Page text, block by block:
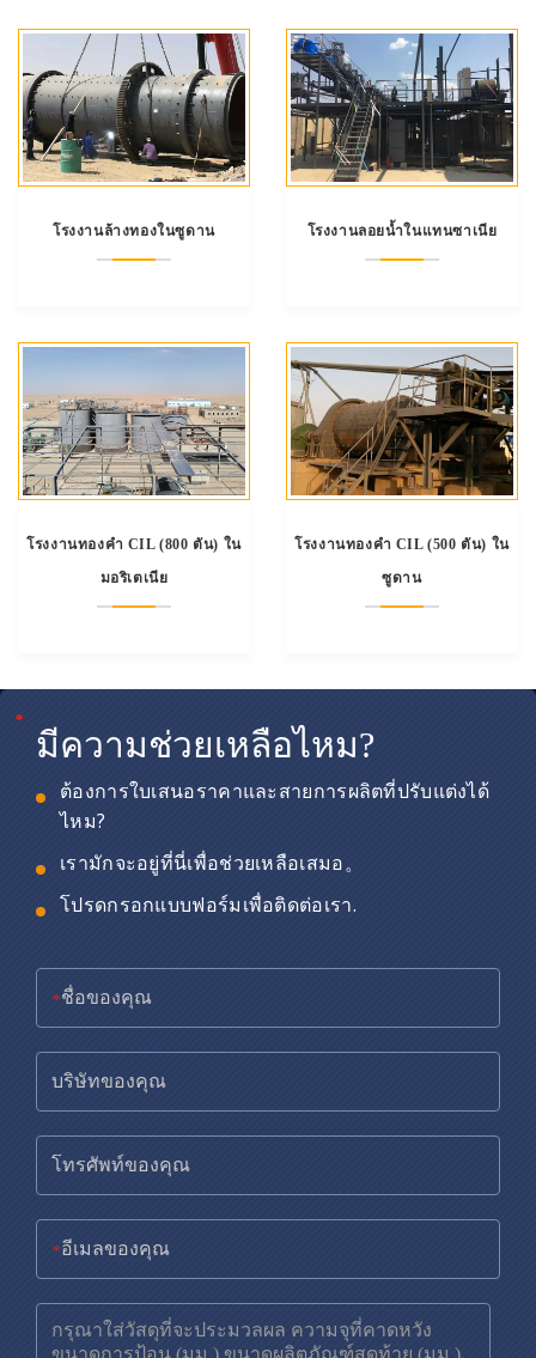
โรงงานล้างทองในซูดาน โรงงานลอยน้ำในแทนซาเนีย
โรงงานทองคำ CIL (800 ตัน) ใน
มอริเตเนีย
โรงงานทองคำ CIL (500 ตัน) ใน
ซูดาน
มีความช่วยเหลือไหม?
ต้องการใบเสนอราคาและสายการผลิตที่ปรับแต่งได้
ไหม?
เรามักจะอยู่ที่นี่เพื่อช่วยเหลือเสมอ。
โปรดกรอกแบบฟอร์มเพื่อติดต่อเรา.
*
*
*
*
*